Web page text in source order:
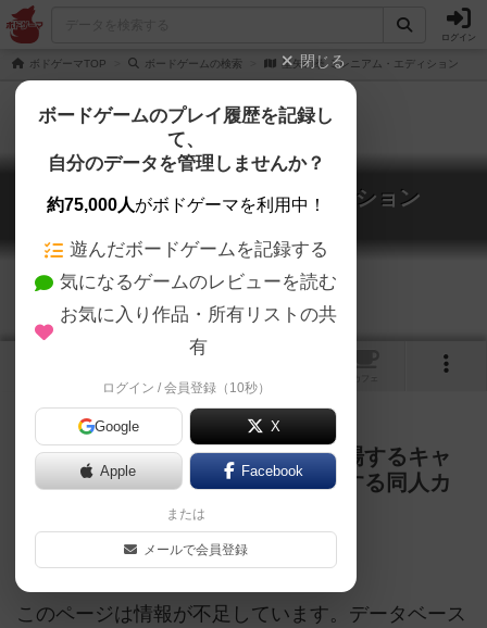
ログイン
ボドゲーマTOP ボードゲームの検索 星矢の拳 ミレニアム・エディション
星矢の拳 ミレニアム・エディション
SEIYA NO KEN Millennium Edition
漫画／アニメ「聖闘士星矢」に登場するキャ
ラクター同士の超絶バトルを再現する同人カ
ードゲームです。
ご協力ください
このページは情報が不足しています。データベース
閉じる
ボードゲームのプレイ履歴を記録し
て、
自分のデータを管理しませんか？
約75,000人がボドゲーマを利用中！
遊んだボードゲームを記録する
気になるゲームのレビューを読む
お気に入り作品・所有リストの共
有
ログイン / 会員登録（10秒）
Google X
Apple Facebook
または
メールで会員登録